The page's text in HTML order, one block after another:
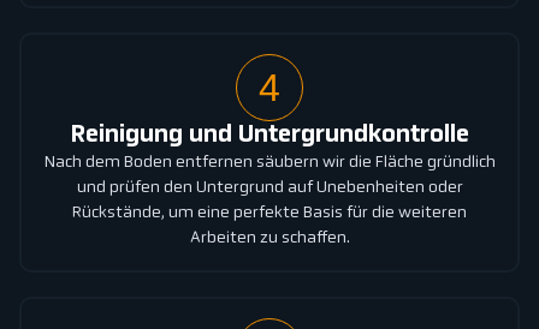
4
Reinigung und Untergrundkontrolle
Nach dem Boden entfernen säubern wir die Fläche gründlich
und prüfen den Untergrund auf Unebenheiten oder
Rückstände, um eine perfekte Basis für die weiteren
Arbeiten zu schaffen.